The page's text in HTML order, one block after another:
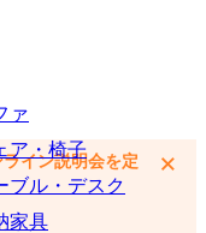
ァ
ア・椅子
ブル・デスク
家具
追加できます
イン説明会を定
×